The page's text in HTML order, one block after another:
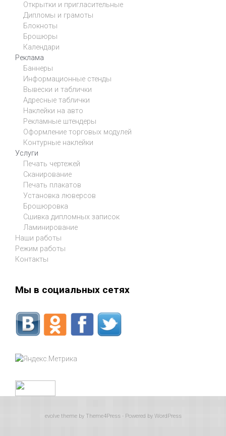
Открытки и пригласительные
Дипломы и грамоты
Блокноты
Брошюры
Календари
Реклама
Баннеры
Информационные стенды
Вывески и таблички
Адресные таблички
Наклейки на авто
Рекламные штендеры
Оформление торговых модулей
Контурные наклейки
Услуги
Печать чертежей
Сканирование
Печать плакатов
Установка люверсов
Брошюровка
Сшивка дипломных записок
Ламинирование
Наши работы
Режим работы
Контакты
Мы в социальных сетях
evolvetheme by Theme4Press - Powered by WordPress